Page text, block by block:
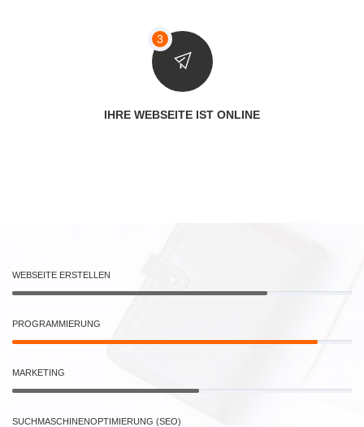
IHRE WEBSEITE IST ONLINE
WEBSEITE ERSTELLEN
PROGRAMMIERUNG
MARKETING
SUCHMASCHINENOPTIMIERUNG (SEO)